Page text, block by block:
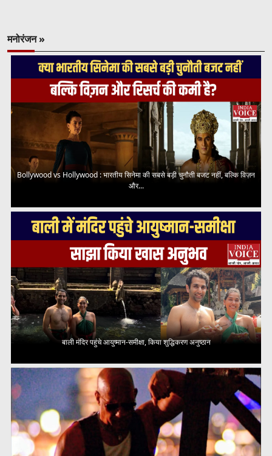
मनोरंजन »
Bollywood vs Hollywood : भारतीय सिनेमा की सबसे बड़ी चुनौती बजट नहीं, बल्कि विज़न
और...
बाली मंदिर पहुंचे आयुष्मान-समीक्षा, किया शुद्धिकरण अनुष्ठान